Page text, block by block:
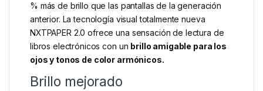
% más de brillo que las pantallas de la generación
anterior. La tecnología visual totalmente nueva
NXTPAPER 2.0 ofrece una sensación de lectura de
libros electrónicos con un brillo amigable para los
ojos y tonos de color armónicos.
Brillo mejorado